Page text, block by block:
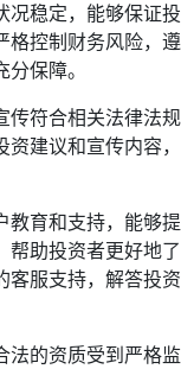
况稳定，能够保证投
格控制财务风险，遵
保障。
传符合相关法律法规
建议和宣传内容，
教育和支持，能够提
帮助投资者更好地了
客服支持，解答投资
法的资质受到严格监